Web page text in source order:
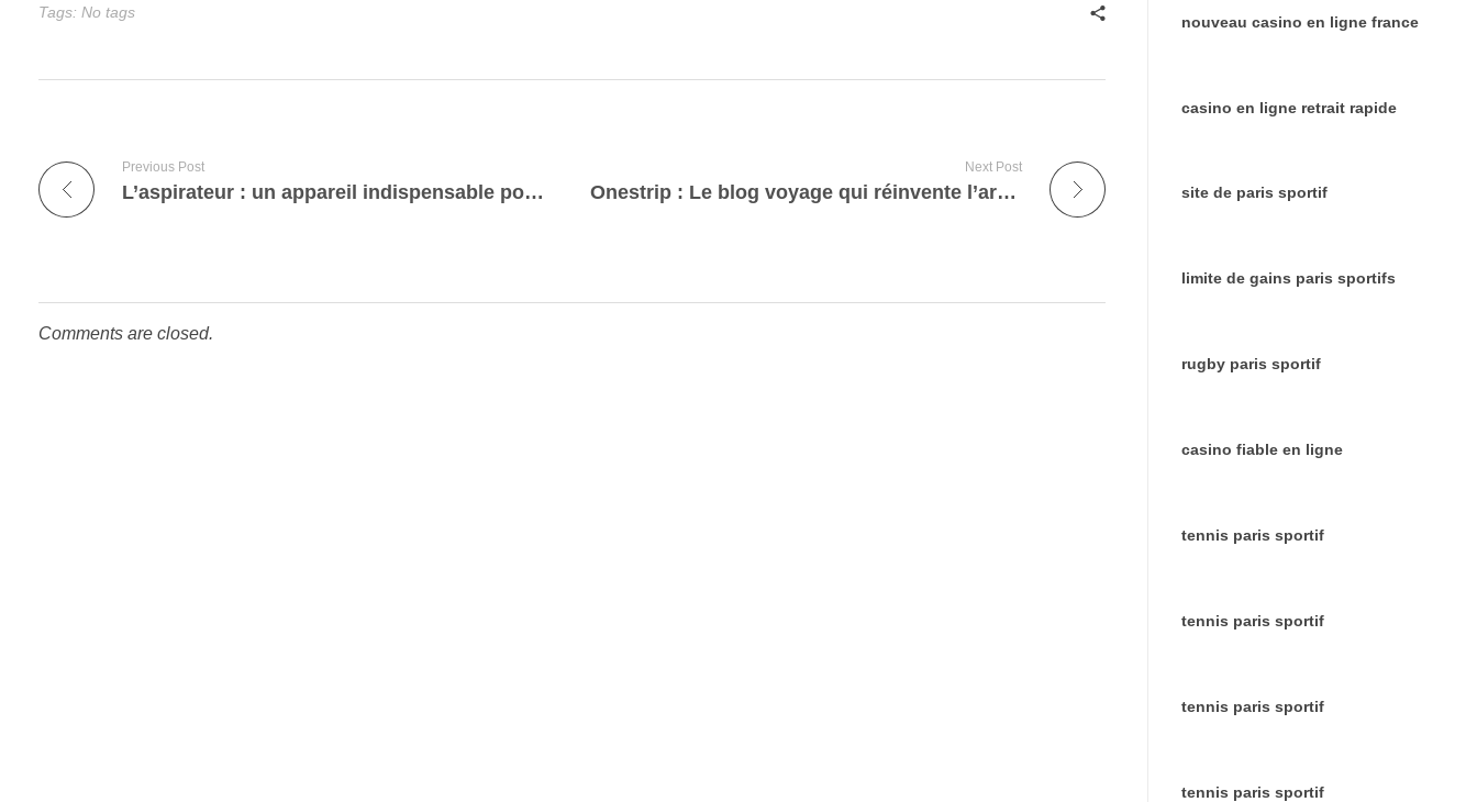
Tags: No tags
Previous Post
L’aspirateur : un appareil indispensable pour un intérieur propre
Next Post
Onestrip : Le blog voyage qui réinvente l’art de découvrir le monde
Comments are closed.
nouveau casino en ligne france
casino en ligne retrait rapide
site de paris sportif
limite de gains paris sportifs
rugby paris sportif
casino fiable en ligne
tennis paris sportif
tennis paris sportif
tennis paris sportif
tennis paris sportif